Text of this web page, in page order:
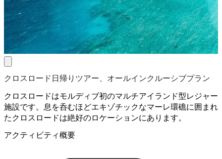
クロスロード日帰りツアー、オールインクルーシブプラン
クロスロードはモルディブ初のマルチアイランド型レジャー
施設です。息を呑むほどエキゾチックなマーレ環礁に囲まれ
たクロスロードは絶好のロケーションにあります。
アクティビティ概要